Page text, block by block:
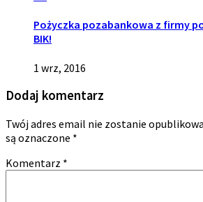
Pożyczka pozabankowa z firmy
BIK!
1 wrz, 2016
Dodaj komentarz
Twój adres email nie zostanie
są oznaczone *
Komentarz *